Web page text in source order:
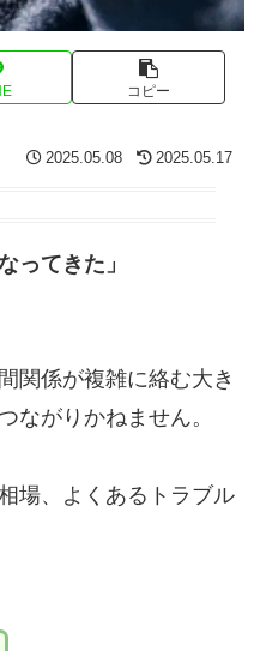
コピー
2025.05.08 2025.05.17
ってきた」
関係が複雑に絡む大き
ながりかねません。
場、よくあるトラブル